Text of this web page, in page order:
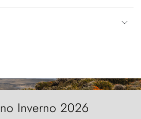
Inverno 2026